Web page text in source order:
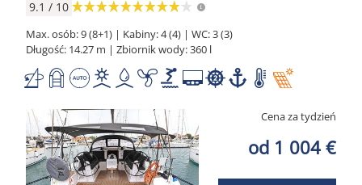
9.1 / 10
Max. osób: 9 (8+1) | Kabiny: 4 (4) | WC: 3 (3)
Długość: 14.27 m | Zbiornik wody: 360 l
Cena za tydzień
od 1 004 €